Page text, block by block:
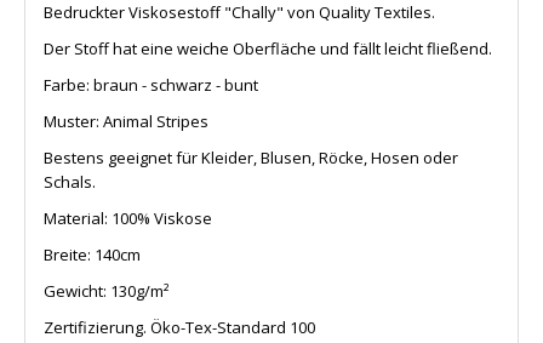
Bedruckter Viskosestoff "Chally" von Quality Textiles.
Der Stoff hat eine weiche Oberfläche und fällt leicht fließend.
Farbe: braun - schwarz - bunt
Muster: Animal Stripes
Bestens geeignet für Kleider, Blusen, Röcke, Hosen oder
Schals.
Material: 100% Viskose
Breite: 140cm
Gewicht: 130g/m²
Zertifizierung. Öko-Tex-Standard 100